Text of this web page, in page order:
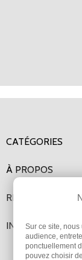
CATÉGORIES
À PROPOS
INFORMATIONS
Sur ce site,
audience,
ponctuellement
pouvez choisir